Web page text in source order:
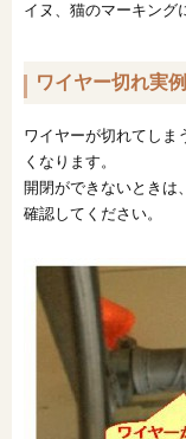
イヌ、猫のマーキング
ワイヤー切れ実例
ワイヤーが切れてしま
くなります。
開閉ができないときは
確認してください。